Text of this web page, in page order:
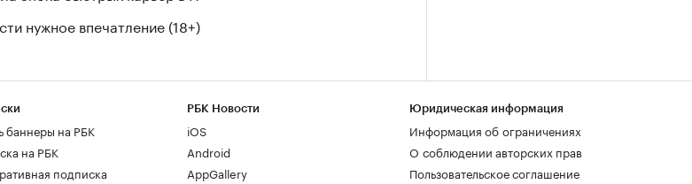
нужное впечатление (18+)
баннеры на РБК
на РБК
подписка
РБК Новости
iOS
Android
AppGallery
Юридическая информация
Информация об ограничениях
О соблюдении авторских прав
Пользовательское соглашение